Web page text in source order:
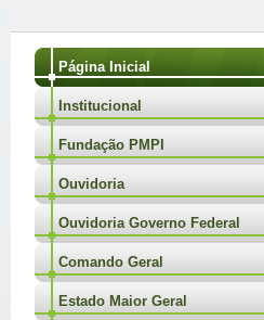
Página Inicial
Institucional
Fundação PMPI
Ouvidoria
Ouvidoria Governo Federal
Comando Geral
Estado Maior Geral